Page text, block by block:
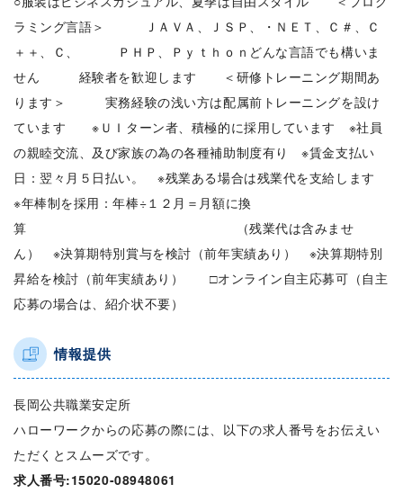
ラミング言語＞ ＪＡＶＡ、ＪＳＰ、・ＮＥＴ、Ｃ＃、Ｃ
＋＋、Ｃ、 ＰＨＰ、Ｐｙｔｈｏｎどんな言語でも構いま
せん 経験者を歓迎します ＜研修トレーニング期間あ
ります＞ 実務経験の浅い方は配属前トレーニングを設け
ています ※ＵＩターン者、積極的に採用しています ※社員
の親睦交流、及び家族の為の各種補助制度有り ※賃金支払い
日：翌々月５日払い。 ※残業ある場合は残業代を支給します
※年棒制を採用：年棒÷１２月＝月額に換
算 （残業代は含みませ
ん） ※決算期特別賞与を検討（前年実績あり） ※決算期特別
昇給を検討（前年実績あり） □オンライン自主応募可（自主
応募の場合は、紹介状不要）
情報提供
長岡公共職業安定所
ハローワークからの応募の際には、以下の求人番号をお伝えい
ただくとスムーズです。
求人番号:15020-08948061